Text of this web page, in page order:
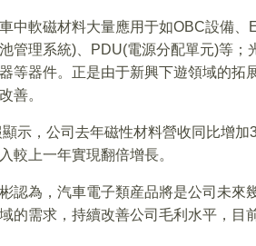
中軟磁材料大量應用于如OBC設備
管理系統)、PDU(電源分配單元)等
等器件。正是由于新興下遊領域的拓
善。
示，公司去年磁性材料營收同比增
較上一年實現翻倍增長。
認為，汽車電子類産品將是公司未來
的需求，持續改善公司毛利水平，目